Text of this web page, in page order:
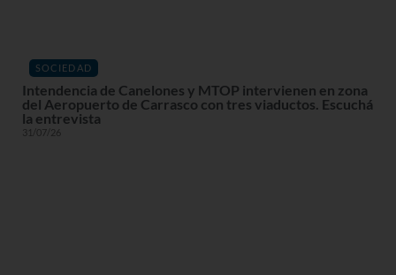
SOCIEDAD
Intendencia de Canelones y MTOP intervienen en zona
del Aeropuerto de Carrasco con tres viaductos. Escuchá
la entrevista
31/07/26